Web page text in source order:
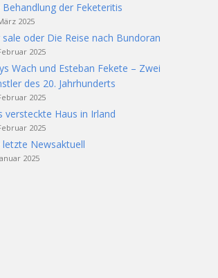
Behandlung der Feketeritis
2025
sale oder Die Reise nach Bundoran
2025
Wach und Esteban Fekete – Zwei
des 20. Jahrhunderts
2025
versteckte Haus in Irland
2025
letzte Newsaktuell
2025